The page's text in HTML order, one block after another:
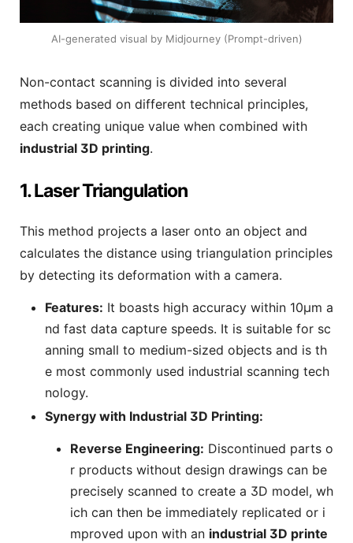
AI-generated visual by Midjourney (Prompt-driven)
Non-contact scanning is divided into several
methods based on different technical principles,
each creating unique value when combined with
industrial 3D printing.
1. Laser Triangulation
This method projects a laser onto an object and
calculates the distance using triangulation principles
by detecting its deformation with a camera.
Features: It boasts high accuracy within 10μm a
nd fast data capture speeds. It is suitable for sc
anning small to medium-sized objects and is th
e most commonly used industrial scanning tech
nology.
Synergy with Industrial 3D Printing:
Reverse Engineering: Discontinued parts o
r products without design drawings can be
precisely scanned to create a 3D model, wh
ich can then be immediately replicated or i
mproved upon with an industrial 3D printe